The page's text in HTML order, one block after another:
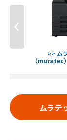
>> ム
（muratec
ムラテ